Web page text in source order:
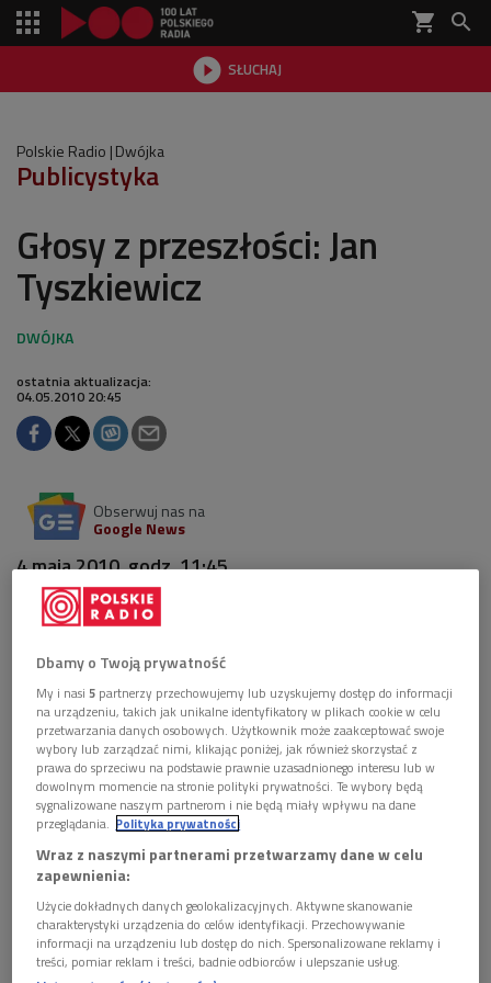
shopping_cart 
 SŁUCHAJ

Polskie Radio Dwójka
Publicystyka
Głosy z przeszłości: Jan
Tyszkiewicz
ostatnia aktualizacja:
04.05.2010 20:45
Obserwuj nas na
Google News
4 maja 2010, godz. 11:45
W Głosach z przeszłości, w cyklu "Pierwsze dni wolności"
przypomnimy dziś wspomnienia zmarłego w listopadzie
ubiegłego roku Jana Tyszkiewicza, trzeciego spośród piątki
dzieci Władysława Tyszkiewicza i Róży z Tarnowskich.
Dziennikarz radiowy, kompozytor i pisarz, autor wspomnień
„Arystokrata bez krawata”, powieści „Kareta asów”, a także
zbioru rozmów z artystami „Gwiazdy i melodie”, niezwykle
barwna postać, był wieloletnim współpracownikiem
Rozgłośni Polskiej Radia Wolna Europa, na antenie której
prowadził popularne audycje muzyczne.
Był więźniem obozu koncentracyjnego w Dachau w latach
Dbamy o Twoją prywatność
My i nasi5 partnerzy przechowujemy lub uzyskujemy dostęp do informacji
na urządzeniu, takich jak unikalne identyfikatory w plikach cookie w celu
przetwarzania danych osobowych. Użytkownik może zaakceptować swoje
wybory lub zarządzać nimi, klikając poniżej, jak również skorzystać z
prawa do sprzeciwu na podstawie prawnie uzasadnionego interesu lub w
dowolnym momencie na stronie polityki prywatności. Te wybory będą
sygnalizowane naszym partnerom i nie będą miały wpływu na dane
przeglądania. Polityka prywatności
Wraz z naszymi partnerami przetwarzamy dane w celu
zapewnienia:
Użycie dokładnych danych geolokalizacyjnych. Aktywne skanowanie
charakterystyki urządzenia do celów identyfikacji. Przechowywanie
informacji na urządzeniu lub dostęp do nich. Spersonalizowane reklamy i
treści, pomiar reklam i treści, badnie odbiorców i ulepszanie usług.